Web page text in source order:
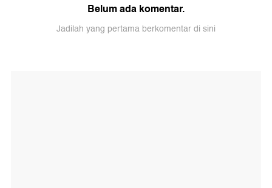
Belum ada komentar.
Jadilah yang pertama berkomentar di sini